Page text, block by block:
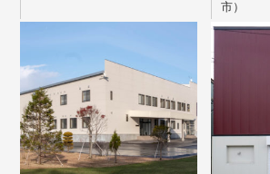
市）